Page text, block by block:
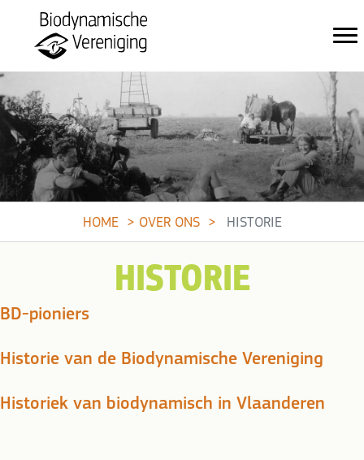
HOME OVER ONS HISTORIE
HISTORIE
BD-pioniers
Historie van de Biodynamische Vereniging
Historiek van biodynamisch in Vlaanderen